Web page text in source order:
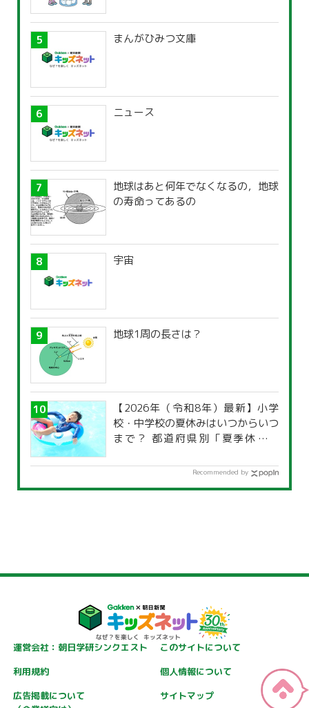
まんがひみつ文庫
ニュース
地球はあと何年でなくなるの，地球
の寿命ってあるの
宇宙
地球1周の長さは？
【2026年（令和8年）最新】小学
校・中学校の夏休みはいつからいつ
まで？ 都道府県別「夏季休暇一
Recommended by
運営会社：朝日学研シンクエスト
このサイトについて
利用規約
個人情報について
広告掲載について
サイトマップ